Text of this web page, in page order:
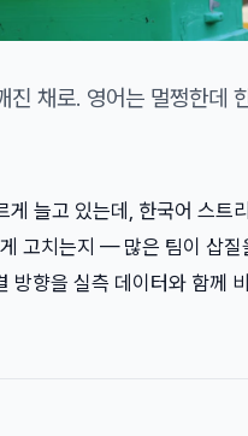
진 채로. 영어는 멀쩡한데
늘고 있는데, 한국어 스트
고치는지 — 많은 팀이 삽질
방향을 실측 데이터와 함께